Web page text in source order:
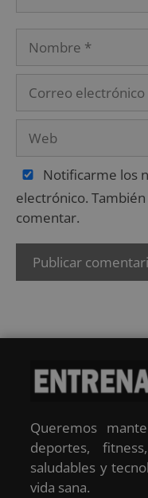
Notificarme los
electrónico.
comentar.
Queremos
deportes,
saludables y
vida sana.